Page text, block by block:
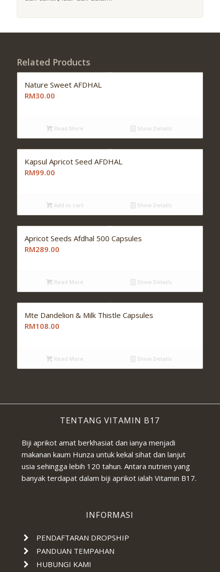
Related Products
Nature Sweet AFDHAL
RM30.00
Read More Show Details
Kapsul Apricot Seed AFDHAL
RM99.00
Add to cart Show Details
Apricot Seeds Afdhal 500 Capsules
RM289.00
Read More Show Details
Mte Dandelion & Milk Thistle Capsules
RM108.00
Read More Show Details
TENTANG VITAMIN B17
Biji aprikot amat berkhasiat dan ianya menjadi
makanan kaum Hunza untuk kekal sihat dan lanjut
usia sehingga lebih 120 tahun. Antara nutrien yang
banyak terdapat dalam biji aprikot ialah Vitamin B17.
INFORMASI
PENDAFTARAN DROPSHIP
PANDUAN TEMPAHAN
HUBUNGI KAMI